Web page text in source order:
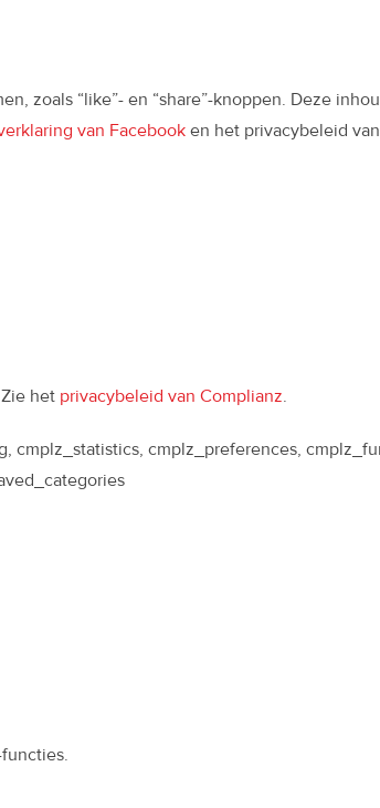
zoals “like”- en “share”-knoppen. Deze
van Facebook en het privacybeleid
het privacybeleid van Complianz.
cmplz_statistics, cmplz_preferences,